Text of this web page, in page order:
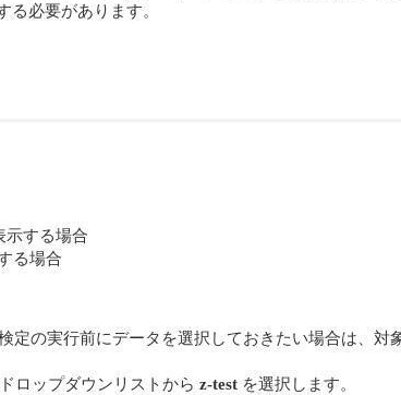
必要があります。
示する場合
る場合
定の実行前にデータを選択しておきたい場合は、対
ドロップダウンリストから z-test を選択します。